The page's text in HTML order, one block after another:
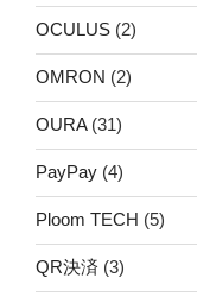
OCULUS (2)
OMRON (2)
OURA(31)
PayPay (4)
Ploom TECH (5)
QR決済 (3)